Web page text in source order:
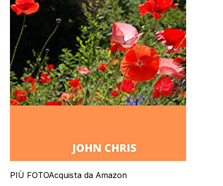
PIÙ FOTOAcquista da Amazon